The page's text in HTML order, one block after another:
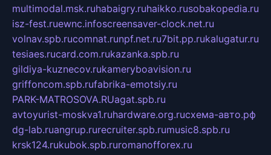
multimodal.msk.ruhabaigry.ruhaikko.rusobakopedia.ru
isz-fest.ruewnc.infoscreensaver-clock.net.ru
volnav.spb.rucomnat.runpf.net.ru7bit.pp.rukalugatur.ru
tesiaes.rucard.com.rukazanka.spb.ru
gildiya-kuznecov.rukameryboavision.ru
griffoncom.spb.rufabrika-emotsiy.ru
PARK-MATROSOVA.RUagat.spb.ru
avtoyurist-moskva1.ruhardware.org.ruсхема-авто.рф
dg-lab.ruangrup.rurecruiter.spb.rumusic8.spb.ru
krsk124.rukubok.spb.ruromanofforex.ru